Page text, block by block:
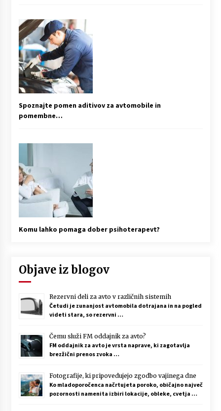
Spoznajte pomen aditivov za avtomobile in
pomembne…
Komu lahko pomaga dober psihoterapevt?
Objave iz blogov
Rezervni deli za avto v različnih sistemih
Četudi je zunanjost avtomobila dotrajana in na pogled
videti stara, so rezervni …
Čemu služi FM oddajnik za avto?
FM oddajnik za avto je vrsta naprave, ki zagotavlja
brezžični prenos zvoka …
Fotografije, ki pripovedujejo zgodbo vajinega dne
Ko mladoporočenca načrtujeta poroko, običajno največ
pozornosti namenita izbiri lokacije, obleke, cvetja …